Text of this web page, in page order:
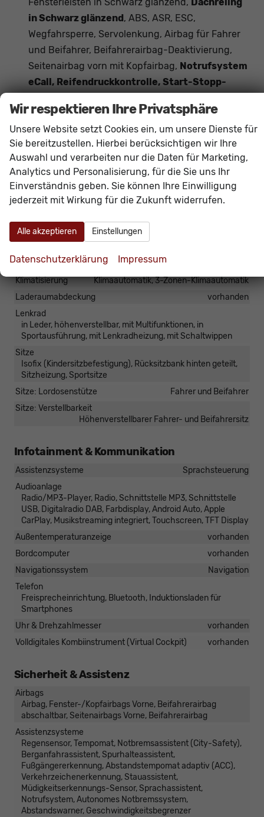
Fensterleisten in Schwarz glänzend, Dachreling
in Schwarz glänzend , ABS, ASR, ESC,
Wegfahrsperre, Servolenkung, Airbag für Fahrer
und Beifahrer, Beifahrerairbag-Deaktivierung,
Seitenairbag vorn mit Kopfairbag, Notrufsystem
eCall, Reifendruckkontrolle, Start-Stopp-
Scheibenbremsen,Fußgängererkennung,
Fensterheber elektrisch, Isofix,
Müdigkeitserkennung
Innen
Ambiente-Beleuchtung
vorhanden
Doppelter Laderaumboden
Innenraumfilter
Klimatisierung
Klimaautomatik, 3-Zonen-Klimaautomatik
Laderaumabdeckung
vorhanden
Lenkrad
in Leder, höhenverstellbar, mit Multifunktionen, in
Sportausführung, mit Lenkradheizung, mit Schaltwippen
Sitze
Isofix (Kindersitzbefestigung), Rücksitzbank hinten geteilt,
Sitzheizung, Sportsitze
Sitze: Lordosenstütze
Fahrer und Beifahrer
Sitze: Verstellbarkeit
Höhenverstellbarer Fahrer- und Beifahrersitz
Infotainment & Kommunikation
Assistenzsysteme
Sprachsteuerung
Audioanlage
Radio/MP3-Player, Radio, Schnittstelle MP3, Schnittstelle
USB, Digitalradio DAB, Farbdisplay, Android Auto, Apple
CarPlay, Musikstreaming integriert, Touchscreen, TFT Display
Außentemperaturanzeige
vorhanden
Bordcomputer
vorhanden
Navigationssystem
Navigation
Telefon
Freisprecheinrichtung, Bluetooth, Induktionsladen für
Smartphones
Uhr & Drehzahlmesser
vorhanden
Volldigitales Kombiinstrument (Virtual Cockpit)
vorhanden
Sicherheit & Assistenz
Airbags
Airbag, Fenster-/Kopfairbags Vorne, Beifahrerairbag
abschaltbar, Seitenairbags Vorne, Beifahrerairbag
Assistenzsysteme
Regensensor, Tempomat, Notbremsassistent (City-Safety),
Berganfahrassistent, Spurhalteassistent,
Fußgängererkennung, Abstandstempomat adaptiv (ACC),
Verkehrzeichenerkennung, Stauassistent,
Müdigkeitserkennungs-Sensor, Sprachassistent,
Notrufsystem, Autonomes Notbremssystem,
Abstandswarner, Geschwindigkeitsbegrenzer
Wir respektieren Ihre Privatsphäre
Unsere Website setzt Cookies ein, um unsere Dienste für
Sie bereitzustellen. Hierbei berücksichtigen wir Ihre
Auswahl und verarbeiten nur die Daten für Marketing,
Analytics und Personalisierung, für die Sie uns Ihr
Einverständnis geben. Sie können Ihre Einwilligung
jederzeit mit Wirkung für die Zukunft widerrufen.
Alle akzeptieren Einstellungen
Datenschutzerklärung Impressum